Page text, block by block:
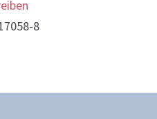
8